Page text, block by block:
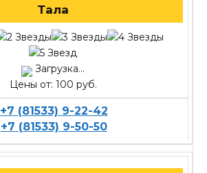
Тала
Загрузка...
Цены от: 100 руб.
+7 (81533) 9-22-42
+7 (81533) 9-50-50